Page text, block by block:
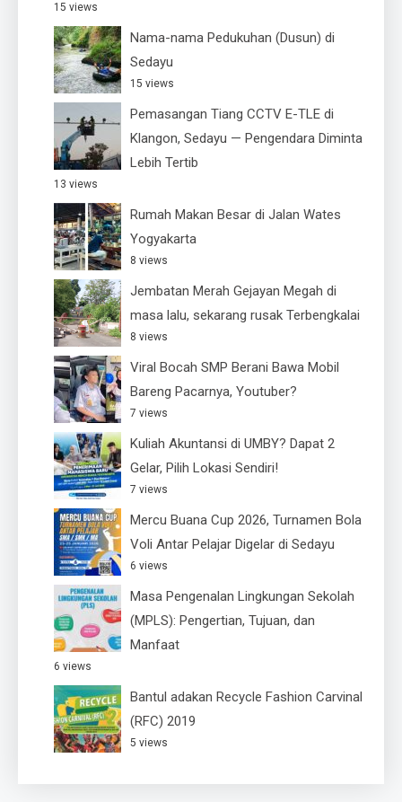
15 views
Nama-nama Pedukuhan (Dusun) di
Sedayu
15 views
Pemasangan Tiang CCTV E-TLE di
Klangon, Sedayu — Pengendara Diminta
Lebih Tertib
13 views
Rumah Makan Besar di Jalan Wates
Yogyakarta
8 views
Jembatan Merah Gejayan Megah di
masa lalu, sekarang rusak Terbengkalai
8 views
Viral Bocah SMP Berani Bawa Mobil
Bareng Pacarnya, Youtuber?
7 views
Kuliah Akuntansi di UMBY? Dapat 2
Gelar, Pilih Lokasi Sendiri!
7 views
Mercu Buana Cup 2026, Turnamen Bola
Voli Antar Pelajar Digelar di Sedayu
6 views
Masa Pengenalan Lingkungan Sekolah
(MPLS): Pengertian, Tujuan, dan
Manfaat
6 views
Bantul adakan Recycle Fashion Carvinal
(RFC) 2019
5 views